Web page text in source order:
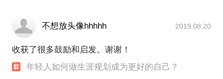
不想放头像hhhhh 2019.08.20
收获了很多鼓励和启发。谢谢！
年轻人如何做生涯规划成为更好的自己？